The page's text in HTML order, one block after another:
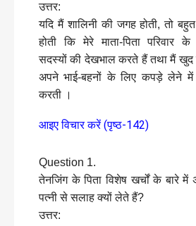
उत्तर:
यदि मैं शालिनी की जगह होती, तो
होती कि मेरे माता-पिता परिवार
सदस्यों की देखभाल करते हैं तथा मैं खुद
अपने भाई-बहनों के लिए कपड़े लेने में
करती ।
आइए विचार करें (पृष्ठ-142)
Question 1.
तेनजिंग के पिता विशेष खर्चों के बारे में
पत्नी से सलाह क्यों लेते हैं?
उत्तर: